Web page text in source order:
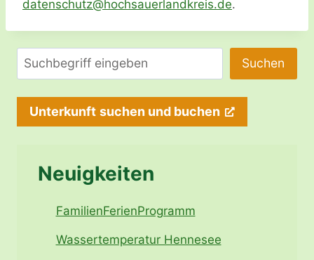
ed.si
erkdn
alreu
ashco
h@ztu
hcsne
tad .
Suchen Suchen
Unterkunft suchen und buchen
Neuigkeiten
FamilienFerienProgramm
Wassertemperatur Hennesee